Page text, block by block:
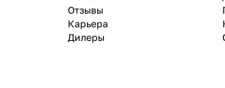
Отзывы
Карьера
Дилеры